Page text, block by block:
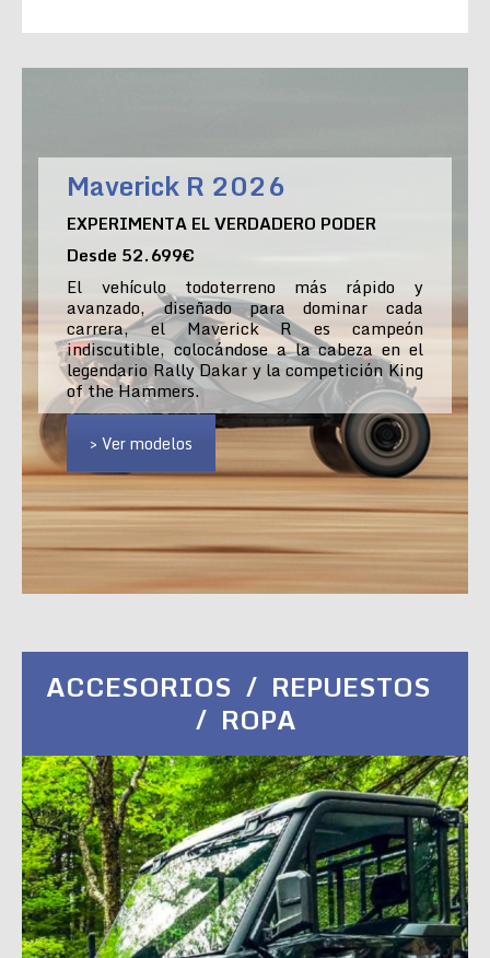
Maverick R 2026
EXPERIMENTA EL VERDADERO PODER
Desde 52.699€
El vehículo todoterreno más rápido y
avanzado, diseñado para dominar cada
carrera, el Maverick R es campeón
indiscutible, colocándose a la cabeza en el
legendario Rally Dakar y la competición King
of the Hammers.
> Ver modelos
ACCESORIOS / REPUESTOS
/ ROPA